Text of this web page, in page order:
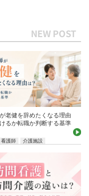
老健を辞めたくなる理由
るか転職か判断する基準
看護師 介護施設